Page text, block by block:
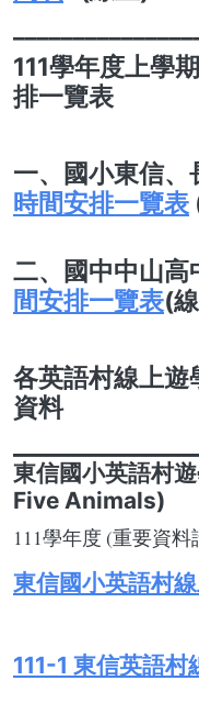
111學年度上學
排一覽表
一、國小東信、
時間安排一覽表
二、國中中山高
間安排一覽表(
各英語村線上遊
資料
東信國小英語村
Five Animals)
111學年度 (重要資
東信國小英語村
111-1 東信英語村